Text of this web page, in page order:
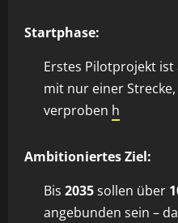
Startphase:
Erstes Pilotprojekt ist
mit nur einer
verproben h
Ambitioniertes Ziel:
Bis 2035sollen über
angebunden sein –